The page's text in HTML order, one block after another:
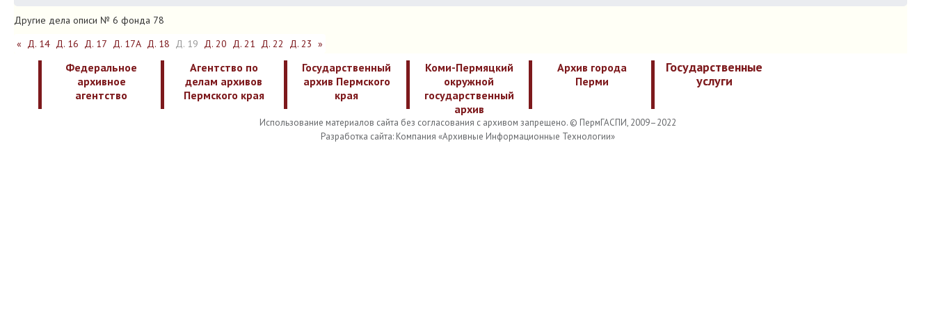
Другие дела описи № 6 фонда 78
« Д. 14 Д. 16 Д. 17 Д. 17А Д. 18 Д. 19 Д. 20 Д. 21 Д. 22 Д. 23 »
Федеральное
архивное
агентство
Агентство по
делам архивов
Пермского края
Государственный
архив Пермского
края
Коми-Пермяцкий
окружной
государственный
архив
Архив города
Перми
Государственные
услуги
Использование материалов сайта без согласования с архивом запрещено. © ПермГАСПИ, 2009–2022
Разработка сайта: Компания «Архивные Информационные Технологии»